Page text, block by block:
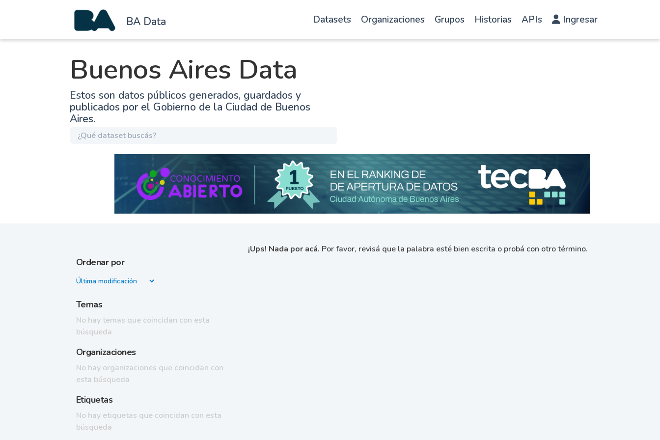
BA Data Datasets Organizaciones Grupos Historias APIs Ingresar
Buenos Aires Data
Estos son datos públicos generados, guardados y
publicados por el Gobierno de la Ciudad de Buenos
Aires.
Ordenar por
Temas
No hay temas que coincidan con esta
búsqueda
Organizaciones
No hay organizaciones que coincidan con
esta búsqueda
Etiquetas
No hay etiquetas que coincidan con esta
búsqueda
¡Ups! Nada por acá. Por favor, revisá que la palabra esté bien escrita o probá con otro término.